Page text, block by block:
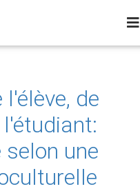
l'élève, de
une